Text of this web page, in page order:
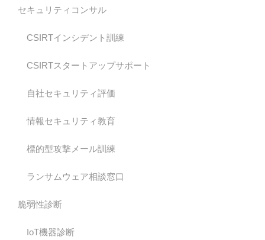
セキュリティコンサル
CSIRTインシデント訓練
CSIRTスタートアップサポート
自社セキュリティ評価
情報セキュリティ教育
標的型攻撃メール訓練
ランサムウェア相談窓口
脆弱性診断
IoT機器診断